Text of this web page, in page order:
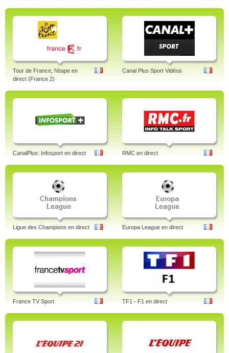
Tour de France, l'étape en
direct (France 2)
Canal Plus Sport Vidéos
CanalPlus: Infosport en direct RMC en direct
Ligue des Champions en direct Europa League en direct
France TV Sport TF1 - F1 en direct